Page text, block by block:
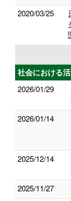
2020/03/25
社会における
2026/01/29
2026/01/14
2025/12/14
2025/11/27